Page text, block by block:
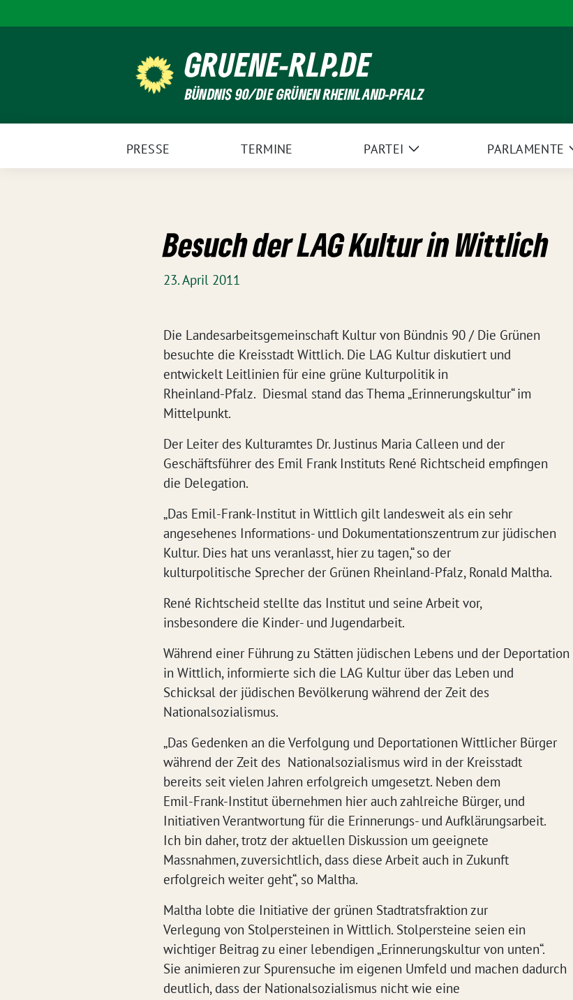
zum
GRUENE-RLP.DE
BÜNDNIS 90/DIE GRÜNEN RHEINLAND-PFALZ
PRESSE TERMINE PARTEI
Zeige
PARLAMENTE
Besuch der LAG Kultur in Wittlich
23. April 2011
Die Landesarbeitsgemeinschaft Kultur von Bündnis 90 / Die Grünen
besuchte die Kreisstadt Wittlich. Die LAG Kultur diskutiert und
entwickelt Leitlinien für eine grüne Kulturpolitik in
Rheinland-Pfalz. Diesmal stand das Thema „Erinnerungskultur“ im
Mittelpunkt.
Der Leiter des Kulturamtes Dr. Justinus Maria Calleen und der
Geschäftsführer des Emil Frank Instituts René Richtscheid empfingen
die Delegation.
„Das Emil-Frank-Institut in Wittlich gilt landesweit als ein sehr
angesehenes Informations- und Dokumentationszentrum zur jüdischen
Kultur. Dies hat uns veranlasst, hier zu tagen,“ so der
kulturpolitische Sprecher der Grünen Rheinland-Pfalz, Ronald Maltha.
René Richtscheid stellte das Institut und seine Arbeit vor,
insbesondere die Kinder- und Jugendarbeit.
Während einer Führung zu Stätten jüdischen Lebens und der Deportation
in Wittlich, informierte sich die LAG Kultur über das Leben und
Schicksal der jüdischen Bevölkerung während der Zeit des
Nationalsozialismus.
„Das Gedenken an die Verfolgung und Deportationen Wittlicher Bürger
während der Zeit des Nationalsozialismus wird in der Kreisstadt
bereits seit vielen Jahren erfolgreich umgesetzt. Neben dem
Emil-Frank-Institut übernehmen hier auch zahlreiche Bürger, und
Initiativen Verantwortung für die Erinnerungs- und Aufklärungsarbeit.
Ich bin daher, trotz der aktuellen Diskussion um geeignete
Massnahmen, zuversichtlich, dass diese Arbeit auch in Zukunft
erfolgreich weiter geht“, so Maltha.
Maltha lobte die Initiative der grünen Stadtratsfraktion zur
Verlegung von Stolpersteinen in Wittlich. Stolpersteine seien ein
wichtiger Beitrag zu einer lebendigen „Erinnerungskultur von unten“.
Sie animieren zur Spurensuche im eigenen Umfeld und machen dadurch
deutlich, dass der Nationalsozialismus nicht wie eine